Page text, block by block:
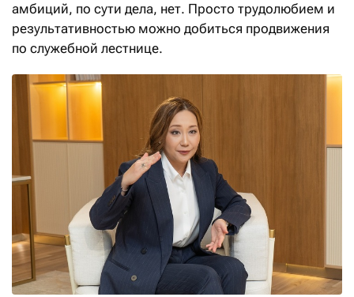
амбиций, по сути дела, нет. Просто трудолюбием и
результативностью можно добиться продвижения
по служебной лестнице.